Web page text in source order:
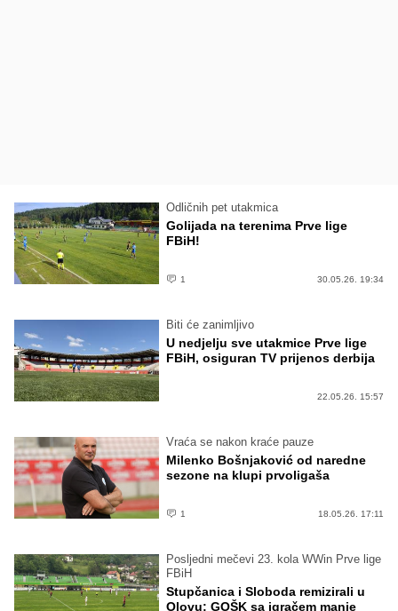
Odličnih pet utakmica
Golijada na terenima Prve lige
FBiH!
1 30.05.26. 19:34
Biti će zanimljivo
U nedjelju sve utakmice Prve lige
FBiH, osiguran TV prijenos derbija
22.05.26. 15:57
Vraća se nakon kraće pauze
Milenko Bošnjaković od naredne
sezone na klupi prvoligaša
1 18.05.26. 17:11
Posljedni mečevi 23. kola WWin Prve lige
FBiH
Stupčanica i Sloboda remizirali u
Olovu; GOŠK sa igračem manje